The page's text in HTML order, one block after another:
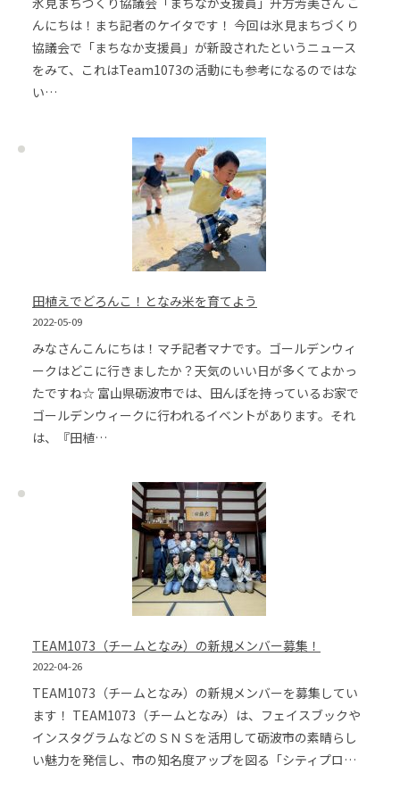
んにちは！まち記者のケイタです！ 今回は氷見まちづくり
協議会で「まちなか支援員」が新設されたというニュース
をみて、これはTeam1073の活動にも参考になるのではな
い…
田植えでどろんこ！となみ米を育てよう
2022-05-09
みなさんこんにちは！マチ記者マナです。ゴールデンウィ
ークはどこに行きましたか？天気のいい日が多くてよかっ
たですね☆ 富山県砺波市では、田んぼを持っているお家で
ゴールデンウィークに行われるイベントがあります。それ
は、『田植…
TEAM1073（チームとなみ）の新規メンバー募集！
2022-04-26
TEAM1073（チームとなみ）の新規メンバーを募集してい
ます！ TEAM1073（チームとなみ）は、フェイスブックや
インスタグラムなどのＳＮＳを活用して砺波市の素晴らし
い魅力を発信し、市の知名度アップを図る「シティプロ…